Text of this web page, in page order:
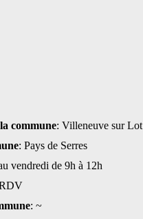
commune: Villeneuve sur Lot
: Pays de Serres
vendredi de 9h à 12h
: ~